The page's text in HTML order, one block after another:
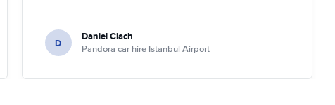
D Daniel Ciach
Pandora car hire Istanbul Airport